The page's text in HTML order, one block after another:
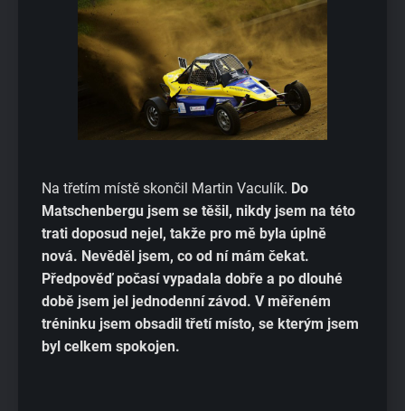
Na třetím místě skončil Martin Vaculík. Do
Matschenbergu jsem se těšil, nikdy jsem na této
trati doposud nejel, takže pro mě byla úplně
nová. Nevěděl jsem, co od ní mám čekat.
Předpověď počasí vypadala dobře a po dlouhé
době jsem jel jednodenní závod. V měřeném
tréninku jsem obsadil třetí místo, se kterým jsem
byl celkem spokojen.